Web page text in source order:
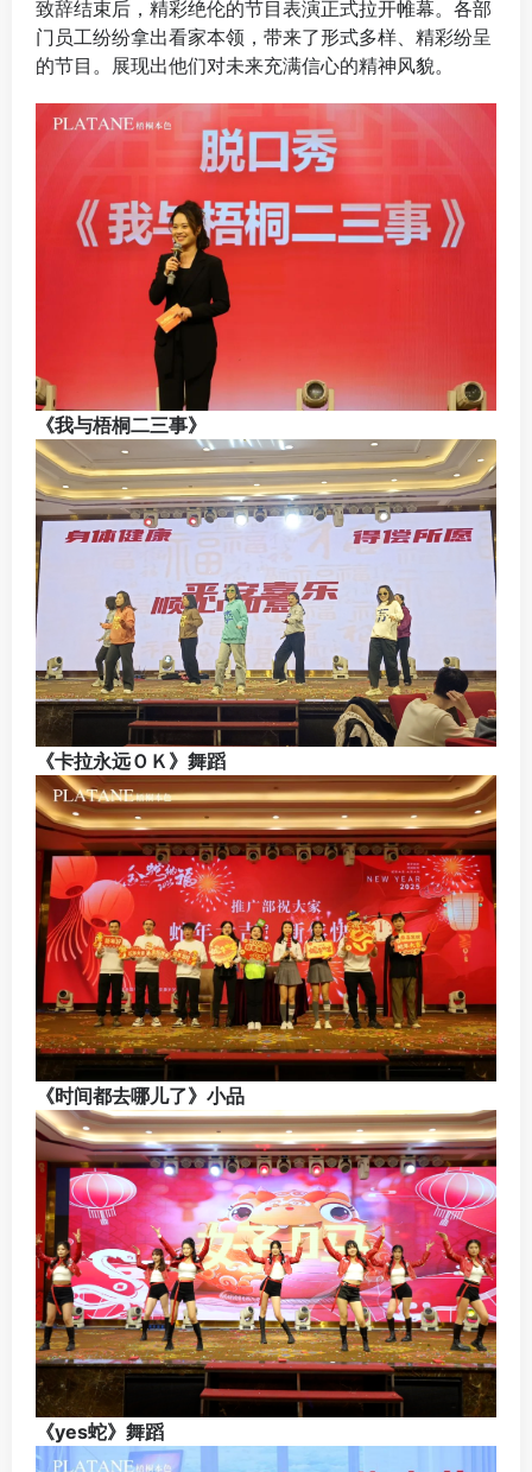
致辞结束后，精彩绝伦的节目表演正式拉开帷幕。各部
门员工纷纷拿出看家本领，带来了形式多样、精彩纷呈
的节目。展现出他们对未来充满信心的精神风貌。
《我与梧桐二三事》
《卡拉永远ＯＫ》舞蹈
《时间都去哪儿了》小品
《yes蛇》舞蹈